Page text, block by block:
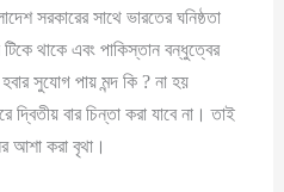
সরকারের সাথে ভারতের ঘনিষ্ঠতা
থাকে এবং পাকিস্তান বন্ধুত্বের
সুযোগ পায় মন্দ কি ? না হয়
দ্বিতীয় বার চিন্তা করা যাবে না। তাই
আশা করা বৃথা।